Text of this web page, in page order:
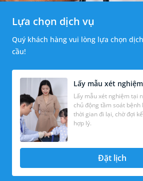
Lựa chọn dịch vụ
Quý khách hàng vui lòng lựa chọn
cầu!
Lấy mẫu xét
Lấy mẫu xét nghiệm tại
chủ động tầm soát
thời gian đi lại, chờ đợi kết quả với mức chi phí
hợp lý.
Đặt lịch